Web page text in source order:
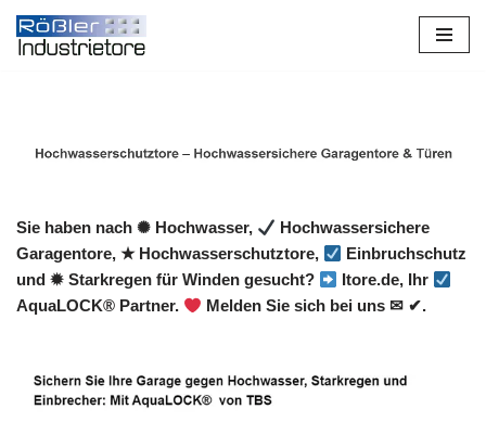
Zum
Sie haben nach ✺ Hochwasser,
Hochwassersichere
Garagentore, ★ Hochwasserschutztore,
Einbruchschutz
und ✹ Starkregen für Winden gesucht?
Itore.de, Ihr
AquaLOCK® Partner.
Melden Sie sich bei uns ✉ ✔.